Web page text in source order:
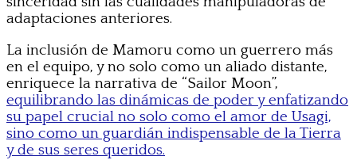
adaptaciones anteriores.
La inclusión de Mamoru como un guerrero más
en el equipo, y no solo como un aliado distante,
enriquece la narrativa de “Sailor Moon”,
equilibrando las dinámicas de poder y enfatizando
su papel crucial no solo como el amor de Usagi,
sino como un guardián indispensable de la Tierra
y de sus seres queridos.